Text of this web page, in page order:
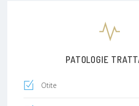
PATOLOGIE
Otite